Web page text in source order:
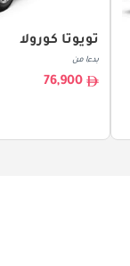
تويوتا كورولا
بدءا من
76,900